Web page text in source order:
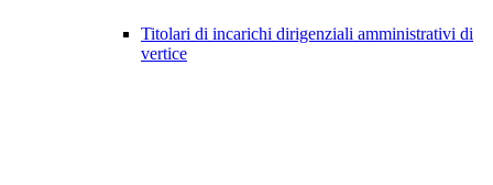
Titolari di incarichi dirigenziali amministrativi di
vertice